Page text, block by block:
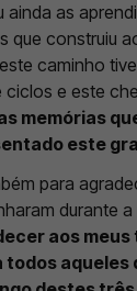
ainda as
que construiu
caminho
e este
memórias
este
para
durante
aos
todos aqueles